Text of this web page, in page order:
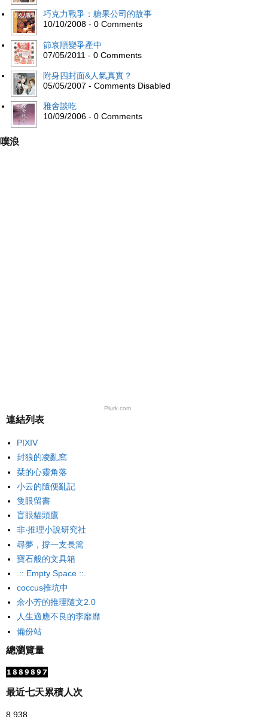
巧克力戰爭：糖果公司的故事
10/10/2008 - 0 Comments
節哀順變爭產中
07/05/2011 - 0 Comments
附身四封面&人氣真實？
05/05/2007 - Comments Disabled
雅舍談吃
10/09/2006 - 0 Comments
噗浪
Plurk.com
連結列表
PIXIV
封狼的凌亂窩
栞的心靈角落
小云的隨便亂記
隻眼留書
盲眼貓頭鷹
非‧推理小說研究社
尋夢，撐一支長篙
寶石般的文具箱
.:: Empty Space ::.
coccus推坑中
余小芳的推理隨文2.0
人生適應不良的李靡靡
備份站
總瀏覽量
最近七天累積人次
8,938